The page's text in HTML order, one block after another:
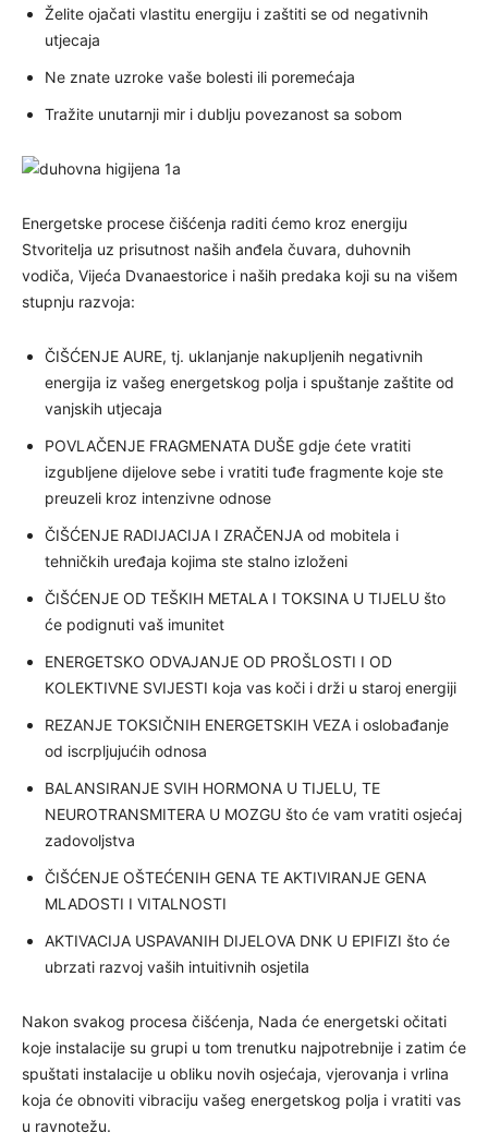
Želite ojačati vlastitu energiju i zaštiti se od negativnih
utjecaja
Ne znate uzroke vaše bolesti ili poremećaja
Tražite unutarnji mir i dublju povezanost sa sobom
Energetske procese čišćenja raditi ćemo kroz energiju
Stvoritelja uz prisutnost naših anđela čuvara, duhovnih
vodiča, Vijeća Dvanaestorice i naših predaka koji su na višem
stupnju razvoja:
ČIŠĆENJE AURE, tj. uklanjanje nakupljenih negativnih
energija iz vašeg energetskog polja i spuštanje zaštite od
vanjskih utjecaja
POVLAČENJE FRAGMENATA DUŠE gdje ćete vratiti
izgubljene dijelove sebe i vratiti tuđe fragmente koje ste
preuzeli kroz intenzivne odnose
ČIŠĆENJE RADIJACIJA I ZRAČENJA od mobitela i
tehničkih uređaja kojima ste stalno izloženi
ČIŠĆENJE OD TEŠKIH METALA I TOKSINA U TIJELU što
će podignuti vaš imunitet
ENERGETSKO ODVAJANJE OD PROŠLOSTI I OD
KOLEKTIVNE SVIJESTI koja vas koči i drži u staroj energiji
REZANJE TOKSIČNIH ENERGETSKIH VEZA i oslobađanje
od iscrpljujućih odnosa
BALANSIRANJE SVIH HORMONA U TIJELU, TE
NEUROTRANSMITERA U MOZGU što će vam vratiti osjećaj
zadovoljstva
ČIŠĆENJE OŠTEĆENIH GENA TE AKTIVIRANJE GENA
MLADOSTI I VITALNOSTI
AKTIVACIJA USPAVANIH DIJELOVA DNK U EPIFIZI što će
ubrzati razvoj vaših intuitivnih osjetila
Nakon svakog procesa čišćenja, Nada će energetski očitati
koje instalacije su grupi u tom trenutku najpotrebnije i zatim će
spuštati instalacije u obliku novih osjećaja, vjerovanja i vrlina
koja će obnoviti vibraciju vašeg energetskog polja i vratiti vas
u ravnotežu.